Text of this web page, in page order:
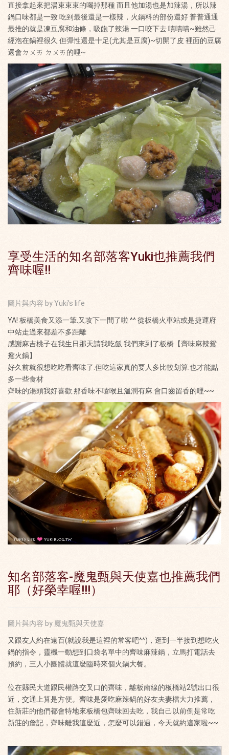
直接拿起來把湯束束束的喝掉那種 而且他加湯也是加辣湯，所以辣
鍋口味都是一致 吃到最後還是一樣辣，火鍋料的部份還好 普普通通
最推的就是凍豆腐和油條，吸飽了辣湯 一口咬下去 嘖嘖嘖~雖然己
經泡在鍋裡很久 但彈性還是十足(尤其是豆腐)~切開了皮 裡面的豆腐
還會ㄉㄨㄞ ㄉㄨㄞ的哩~
享受生活的知名部落客Yuki也推薦我們
齊味喔!!
圖片與內容 by Yuki's life
YA! 板橋美食又添一筆.又攻下一間了啦 ^^ 從板橋火車站或是捷運府
中站走過來都差不多距離
感謝麻吉桃子在我生日那天請我吃飯.我們來到了板橋【齊味麻辣鴛
鴦火鍋】
好久前就很想吃吃看齊味了.但吃這家真的要人多比較划算.也才能點
多一些食材
齊味的湯頭我好喜歡.那香味不嗆喉且溫潤有麻.會口齒留香的哩~~
知名部落客-魔鬼甄與天使嘉也推薦我們
耶（好榮幸喔!!!）
圖片與內容 by 魔鬼甄與天使嘉
又跟友人約在遠百(就說我是這裡的常客吧^^)，逛到一半接到想吃火
鍋的指令，靈機一動想到口袋名單中的齊味麻辣鍋，立馬打電話去
預約，三人小團體就這麼臨時來個火鍋大餐。
位在縣民大道跟民權路交叉口的齊味，離板南線的板橋站2號出口很
近，交通上算是方便。齊味是愛吃麻辣鍋的好友夫妻檔大力推薦，
住新莊的他們都會特地來板橋包齊味回去吃，我自己以前倒是常吃
新莊的詹記，齊味離我這麼近，怎麼可以錯過，今天就約這家啦~~